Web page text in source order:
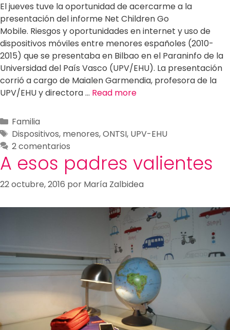
El jueves tuve la oportunidad de acercarme a la
presentación del informe Net Children Go
Mobile. Riesgos y oportunidades en internet y uso de
dispositivos móviles entre menores españoles (2010-
2015) que se presentaba en Bilbao en el Paraninfo de la
Universidad del País Vasco (UPV/EHU). La presentación
corrió a cargo de Maialen Garmendia, profesora de la
UPV/EHU y directora … Read more
Familia
Dispositivos, menores,ONTSI, UPV-EHU
2 comentarios
A esos padres valientes
22 octubre, 2016 por María Zalbidea